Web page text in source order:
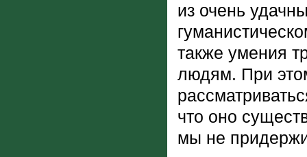
из очень
также умения
людям. При
что оно
мы не